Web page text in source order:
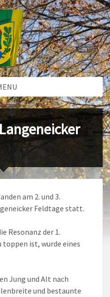
am 2. und 3.
Feldtage statt.
Resonanz der 1.
toppen ist, wurde eines
Jung und Alt nach
und bestaunte